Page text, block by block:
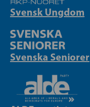
Svensk Ungdom
Svenska Seniorer